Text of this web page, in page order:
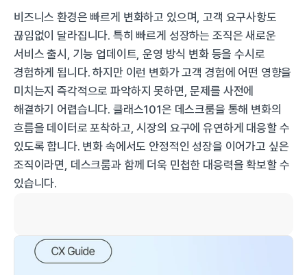
비즈니스 환경은 빠르게 변화하고 있으며, 고객 요구사항도
끊임없이 달라집니다. 특히 빠르게 성장하는 조직은 새로운
서비스 출시, 기능 업데이트, 운영 방식 변화 등을 수시로
경험하게 됩니다. 하지만 이런 변화가 고객 경험에 어떤 영향을
미치는지 즉각적으로 파악하지 못하면, 문제를 사전에
해결하기 어렵습니다. 클래스101은 데스크룸을 통해 변화의
흐름을 데이터로 포착하고, 시장의 요구에 유연하게 대응할 수
있도록 합니다. 변화 속에서도 안정적인 성장을 이어가고 싶은
조직이라면, 데스크룸과 함께 더욱 민첩한 대응력을 확보할 수
있습니다.